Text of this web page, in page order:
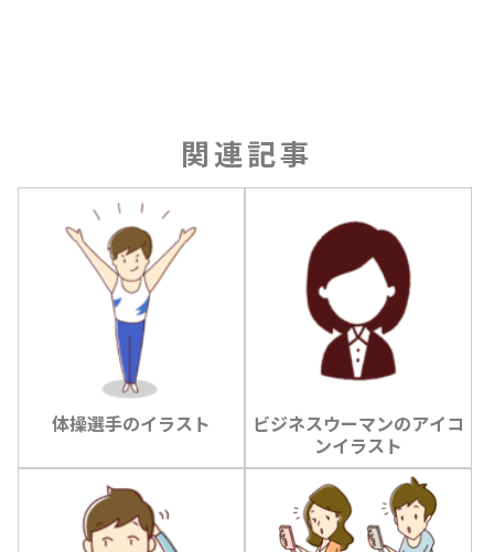
関連記事
体操選手のイラスト
ビジネスウーマンのアイコ
ンイラスト